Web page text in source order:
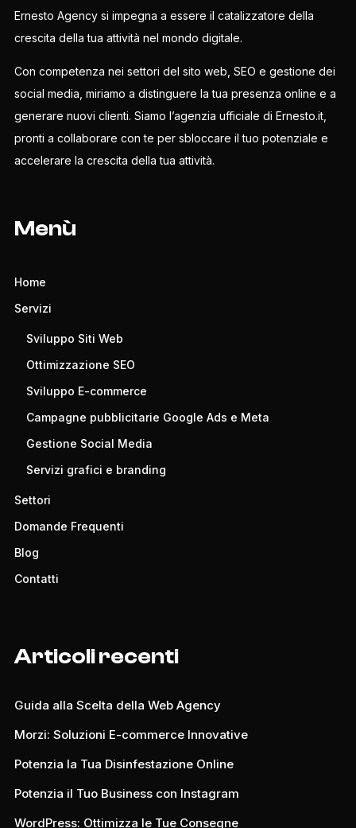
Ernesto Agency si impegna a essere il catalizzatore della
crescita della tua attività nel mondo digitale.
Con competenza nei settori del sito web, SEO e gestione dei
social media, miriamo a distinguere la tua presenza online e a
generare nuovi clienti. Siamo l’agenzia ufficiale di Ernesto.it,
pronti a collaborare con te per sbloccare il tuo potenziale e
accelerare la crescita della tua attività.
Menù
Home
Servizi
Sviluppo Siti Web
Ottimizzazione SEO
Sviluppo E-commerce
Campagne pubblicitarie Google Ads e Meta
Gestione Social Media
Servizi grafici e branding
Settori
Domande Frequenti
Blog
Contatti
Articoli recenti
Guida alla Scelta della Web Agency
Morzi: Soluzioni E-commerce Innovative
Potenzia la Tua Disinfestazione Online
Potenzia il Tuo Business con Instagram
WordPress: Ottimizza le Tue Consegne